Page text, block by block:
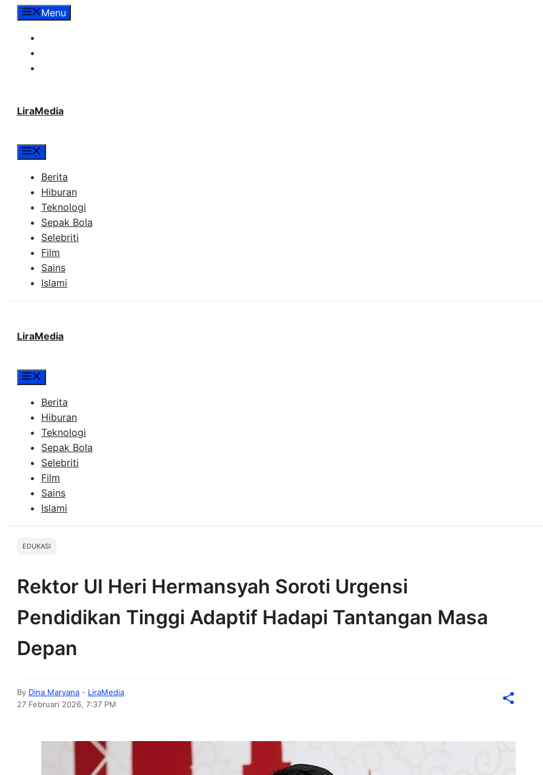
LangsungMenu
LiraMedia
Berita
Hiburan
Teknologi
Sepak Bola
Selebriti
Film
Sains
Islami
LiraMedia
Berita
Hiburan
Teknologi
Sepak Bola
Selebriti
Film
Sains
Islami
EDUKASI
Rektor UI Heri Hermansyah Soroti Urgensi
Pendidikan Tinggi Adaptif Hadapi Tantangan Masa
Depan
By Dina Maryana - LiraMedia
27 Februari 2026, 7:37 PM